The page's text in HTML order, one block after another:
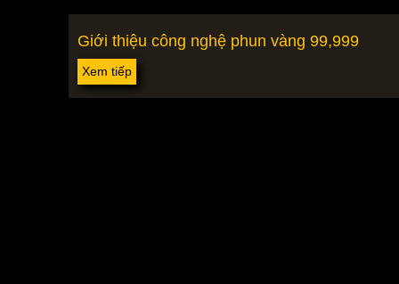
Giới thiệu công nghệ phun vàng 99,999
Xem tiếp